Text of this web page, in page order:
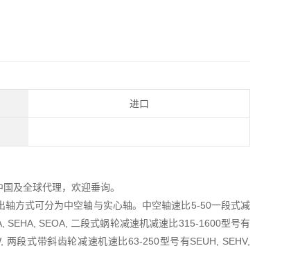
进口
及全球代理，欢迎垂询。
方式可分为中空轴与实心轴。中空轴速比5-50一段式减
SEHA, SEOA, 二段式蜗轮减速机减速比315-1600型号有
段式带斜齿轮减速机速比63-250型号有SEUH, SEHV,